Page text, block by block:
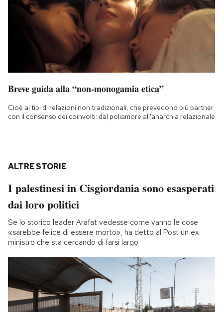
Breve guida alla “non-monogamia etica”
Cioè ai tipi di relazioni non tradizionali, che prevedono più partner
con il consenso dei coinvolti: dal poliamore all'anarchia relazionale
ALTRE STORIE
I palestinesi in Cisgiordania sono esasperati
dai loro politici
Se lo storico leader Arafat vedesse come vanno le cose
«sarebbe felice di essere morto», ha detto al Post un ex
ministro che sta cercando di farsi largo